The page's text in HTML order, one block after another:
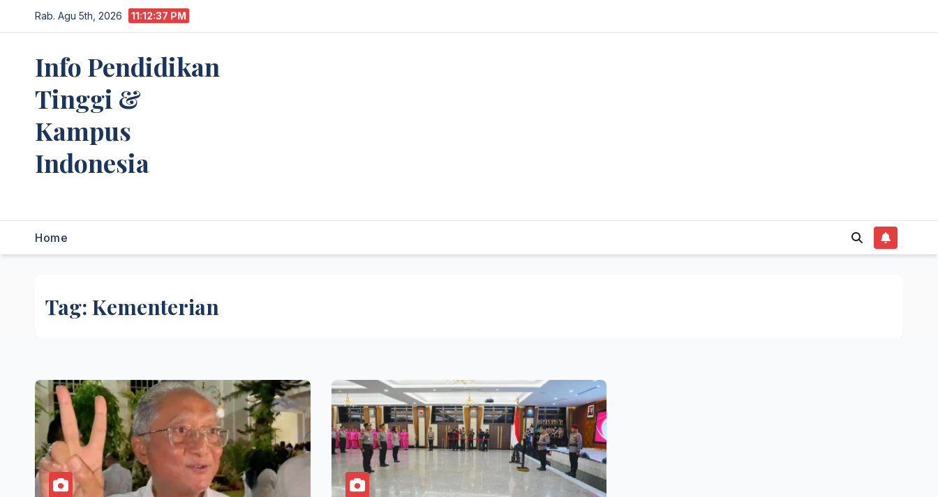
to
Rab. Agu 5th, 2026 11:12:38 PM
Info Pendidikan
Tinggi &
Kampus
Indonesia
Home
Tag: Kementerian